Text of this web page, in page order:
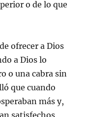
o de lo que
ofrecer a Dios
a Dios lo
o una cabra sin
que cuando
más y,
satisfechos